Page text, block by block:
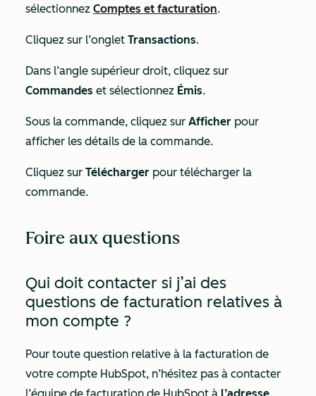
sélectionnez Comptes et facturation.
Cliquez sur l’onglet Transactions.
Dans l’angle supérieur droit, cliquez sur
Commandes et sélectionnez Émis.
Sous la commande, cliquez sur Afficher pour
afficher les détails de la commande.
Cliquez sur Télécharger pour télécharger la
commande.
Foire aux questions
Qui doit contacter si j’ai des
questions de facturation relatives à
mon compte ?
Pour toute question relative à la facturation de
votre compte HubSpot, n’hésitez pas à contacter